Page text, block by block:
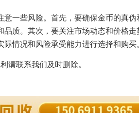
一些风险。首先，要确保金币的真
质。其次，要关注市场动态和价格
情况和风险承受能力进行选择和购买
请联系我们及时删除。